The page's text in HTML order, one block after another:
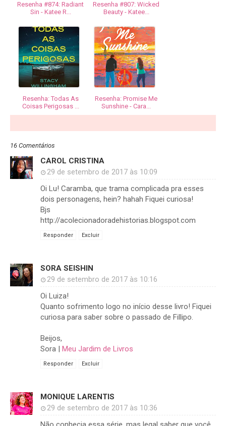
Resenha #874: Radiant
Sin - Katee R...
Resenha #807: Wicked
Beauty - Katee...
Resenha: Todas As
Coisas Perigosas ...
Resenha: Promise Me
Sunshine - Cara...
16 Comentários
CAROL CRISTINA
29 de setembro de 2017 às 10:09
Oi Lu! Caramba, que trama complicada pra esses
dois personagens, hein? hahah Fiquei curiosa!
Bjs
http://acolecionadoradehistorias.blogspot.com
Responder Excluir
SORA SEISHIN
29 de setembro de 2017 às 10:16
Oi Luiza!
Quanto sofrimento logo no início desse livro! Fiquei
curiosa para saber sobre o passado de Fillipo.
Beijos,
Sora |
Meu Jardim de Livros
Responder Excluir
MONIQUE LARENTIS
29 de setembro de 2017 às 10:36